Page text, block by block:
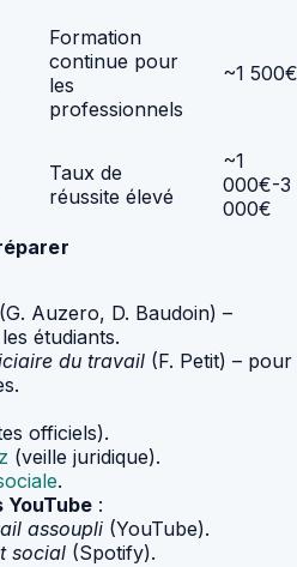
Formation
continue pour
les
professionnels
~1 500€
Taux de
réussite élevé
~1
000€-3
000€
(G. Auzero, D. Baudoin) –
étudiants.
du travail (F. Petit) – pour
officiels).
(veille juridique).
.
YouTube :
assoupli (YouTube).
social (Spotify).